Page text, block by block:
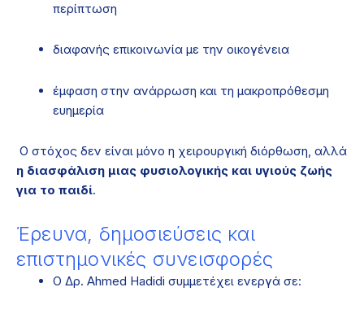
περίπτωση
διαφανής επικοινωνία με την οικογένεια
έμφαση στην ανάρρωση και τη μακροπρόθεσμη
ευημερία
Ο στόχος δεν είναι μόνο η χειρουργική διόρθωση, αλλά
η διασφάλιση μιας φυσιολογικής και υγιούς ζωής
για το παιδί.
Έρευνα, δημοσιεύσεις και
επιστημονικές συνεισφορές
Ο Δρ. Ahmed Hadidi συμμετέχει ενεργά σε: